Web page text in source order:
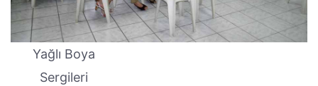
Yağlı Boya
Sergileri